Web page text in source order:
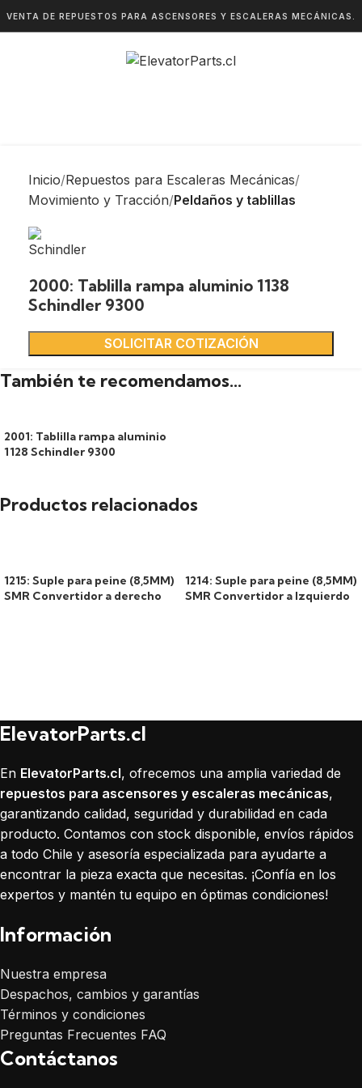
VENTA DE REPUESTOS PARA ASCENSORES Y ESCALERAS MECÁNICAS.
Inicio Repuestos para Escaleras Mecánicas
Movimiento y Tracción Peldaños y tablillas
2000: Tablilla rampa aluminio 1138
Schindler 9300
SOLICITAR COTIZACIÓN
También te recomendamos…
2001: Tablilla rampa aluminio
1128 Schindler 9300
Productos relacionados
1215: Suple para peine (8,5MM)
SMR Convertidor a derecho
1214: Suple para peine (8,5MM)
SMR Convertidor a Izquierdo
ElevatorParts.cl
En ElevatorParts.cl, ofrecemos una amplia variedad de
repuestos para ascensores y escaleras mecánicas,
garantizando calidad, seguridad y durabilidad en cada
producto. Contamos con stock disponible, envíos rápidos
a todo Chile y asesoría especializada para ayudarte a
encontrar la pieza exacta que necesitas. ¡Confía en los
expertos y mantén tu equipo en óptimas condiciones!
Información
Nuestra empresa
Despachos, cambios y garantías
Términos y condiciones
Preguntas Frecuentes FAQ
Contáctanos